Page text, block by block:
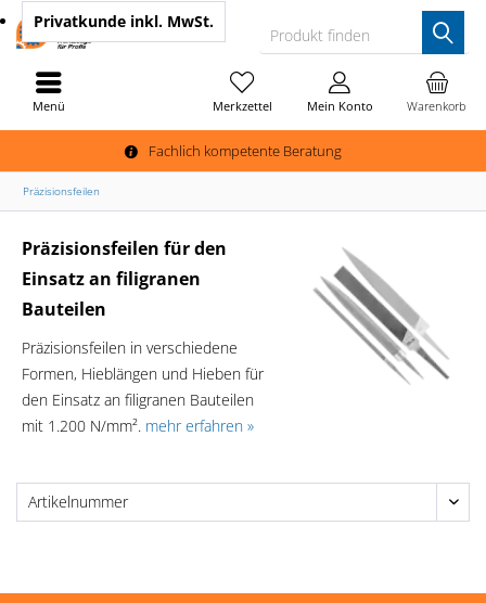
Fachlich kompetente Beratung
Produkt finden
Warenkorb
Merkzettel Mein Konto
Privatkunde inkl. MwSt.
Menü
Präzisionsfeilen
Präzisionsfeilen für den
Einsatz an filigranen
Bauteilen
Präzisionsfeilen in verschiedene
Formen, Hieblängen und Hieben für
den Einsatz an filigranen Bauteilen
mit 1.200 N/mm². mehr erfahren »